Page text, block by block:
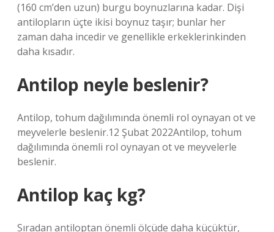
(160 cm’den uzun) burgu boynuzlarına kadar. Dişi
antilopların üçte ikisi boynuz taşır; bunlar her
zaman daha incedir ve genellikle erkeklerinkinden
daha kısadır.
Antilop neyle beslenir?
Antilop, tohum dağılımında önemli rol oynayan ot ve
meyvelerle beslenir.12 Şubat 2022Antilop, tohum
dağılımında önemli rol oynayan ot ve meyvelerle
beslenir.
Antilop kaç kg?
Sıradan antiloptan önemli ölçüde daha küçüktür,